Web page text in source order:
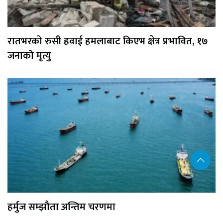
रातभरको रुसी हवाई हमलाबाट किएभ क्षेत्र प्रभावित, १७
जनाको मृत्यु
हर्मुज सम्झौता अन्तिम चरणमा